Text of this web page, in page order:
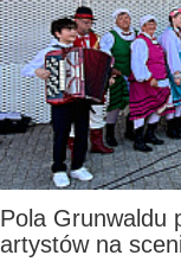
Pola Grunwaldu
artystów na